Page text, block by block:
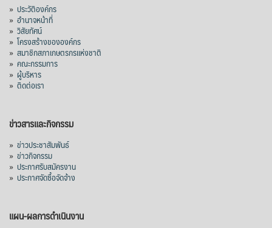
» ประวัติองค์กร
» อำนาจหน้าที่
» วิสัยทัศน์
» โครงสร้างขององค์กร
» สมาชิกสภาเกษตรกรแห่งชาติ
» คณะกรรมการ
» ผู้บริหาร
» ติดต่อเรา
ข่าวสารและกิจกรรม
» ข่าวประชาสัมพันธ์
» ข่าวกิจกรรม
» ประกาศรับสมัครงาน
» ประกาศจัดซื้อจัดจ้าง
แผน-ผลการดำเนินงาน